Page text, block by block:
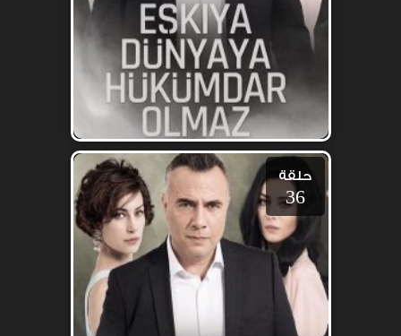
حلقة
36